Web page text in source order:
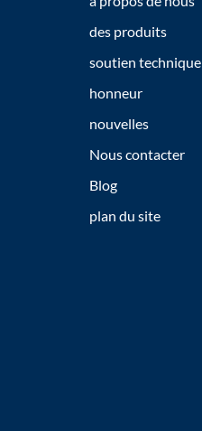
des produits
soutien technique
honneur
nouvelles
Nous contacter
Blog
plan du site